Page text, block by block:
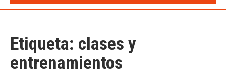
Etiqueta: clases y
entrenamientos